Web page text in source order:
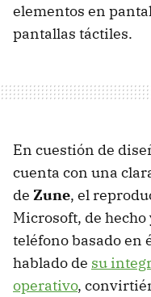
elementos en
pantallas táctiles.
En cuestión de
cuenta con una
de Zune, el
Microsoft, de
teléfono basado en
hablado de su
operativo,